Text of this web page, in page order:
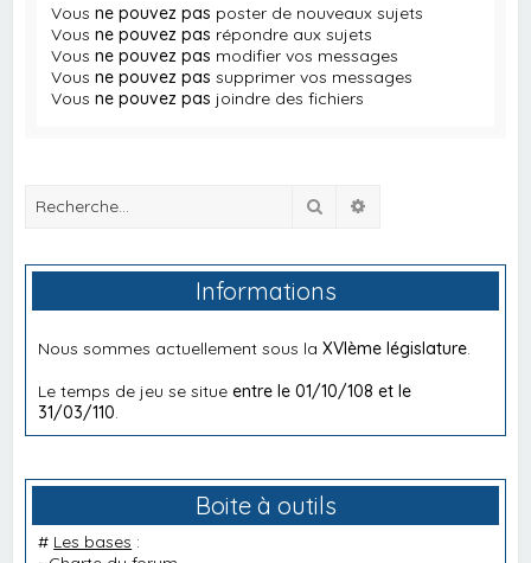
Vousne pouvez pas poster de nouveaux sujets
Vousne pouvez pas répondre aux sujets
Vousne pouvez pas modifier vos messages
Vousne pouvez pas supprimer vos messages
Vousne pouvez pas joindre des fichiers
Rechercher
Informations
Nous sommes actuellement sous laXVIème législature
Le temps de jeu se situeentre le 01/10/108 et le
31/03/110
Boite à outils
# Les bases :